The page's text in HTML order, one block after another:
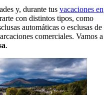
y, durante tus vacaciones en
con distintos tipos, como
automáticas o esclusas de
comerciales. Vamos a
.